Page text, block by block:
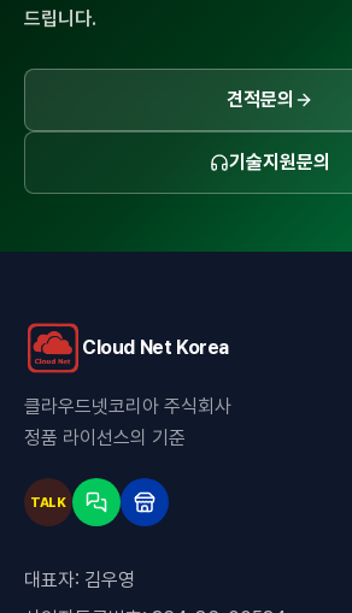
드립니다.
견적문의
기술지원문의
Cloud Net Korea
클라우드넷코리아 주식회사
정품 라이선스의 기준
TALK
대표자: 김우영